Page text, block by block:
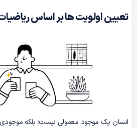
تعیین اولویت ها بر اساس
انسان یک موجود معمولی نیست؛ بلکه موجودی